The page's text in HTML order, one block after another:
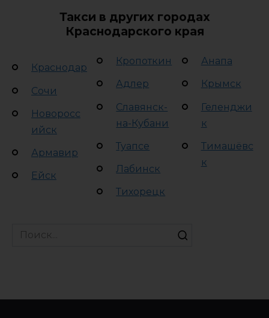
Такси в других городах
Краснодарского края
Краснодар
Сочи
Новоросс
ийск
Армавир
Ейск
Кропоткин
Адлер
Славянск-
на-Кубани
Туапсе
Лабинск
Тихорецк
Анапа
Крымск
Геленджи
к
Тимашёвс
к
Search